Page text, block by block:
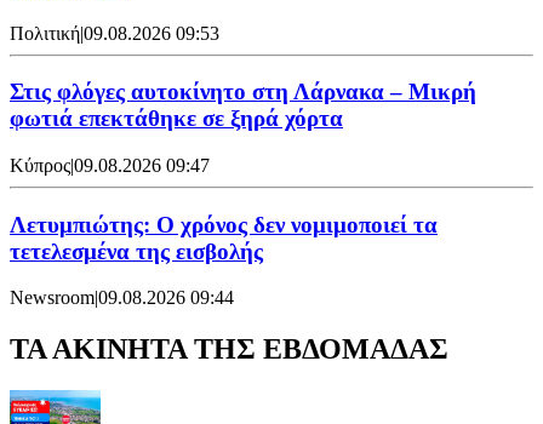
Πολιτική|09.08.2026 09:53
Στις φλόγες αυτοκίνητο στη Λάρνακα – Μικρή
φωτιά επεκτάθηκε σε ξηρά χόρτα
Κύπρος|09.08.2026 09:47
Λετυμπιώτης: Ο χρόνος δεν νομιμοποιεί τα
τετελεσμένα της εισβολής
Newsroom|09.08.2026 09:44
ΤΑ ΑΚΙΝΗΤΑ ΤΗΣ ΕΒΔΟΜΑΔΑΣ